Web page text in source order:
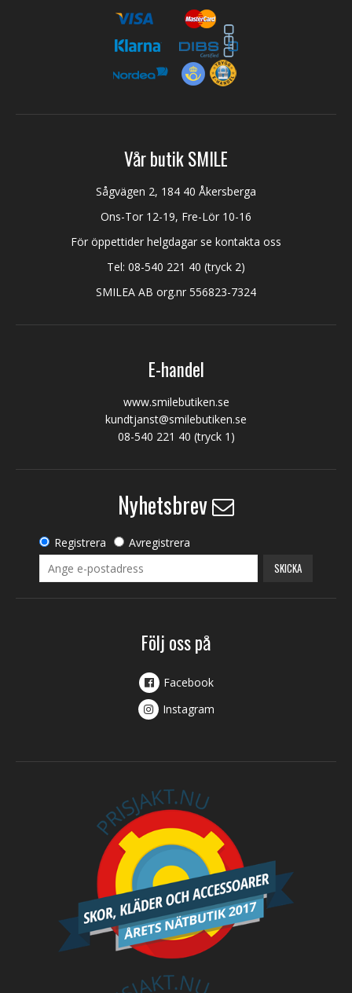
Vår butik SMILE
Sågvägen 2, 184 40 Åkersberga
Ons-Tor 12-19, Fre-Lör 10-16
För öppettider helgdagar se kontakta oss
Tel: 08-540 221 40 (tryck 2)
SMILEA AB org.nr 556823-7324
E-handel
www.smilebutiken.se
kundtjanst@smilebutiken.se
08-540 221 40 (tryck 1)
Nyhetsbrev
Registrera Avregistrera
SKICKA
Följ oss på
Facebook
Instagram